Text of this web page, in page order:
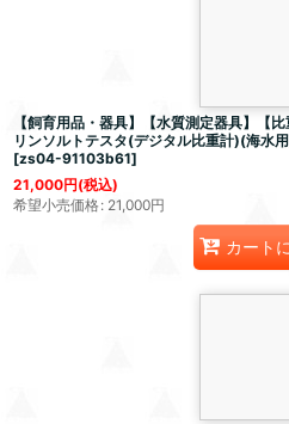
【飼育用品・器具】【水質測定器具】【
リンソルトテスタ(デジタル比重計)(海水
[zs04-91103b61]
21,000円(税込)
希望小売価格: 21,000円
カート